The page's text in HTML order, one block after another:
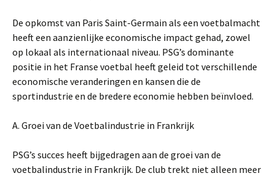
De opkomst van Paris Saint-Germain als een voetbalmacht
heeft een aanzienlijke economische impact gehad, zowel
op lokaal als internationaal niveau. PSG’s dominante
positie in het Franse voetbal heeft geleid tot verschillende
economische veranderingen en kansen die de
sportindustrie en de bredere economie hebben beïnvloed.
A. Groei van de Voetbalindustrie in Frankrijk
PSG’s succes heeft bijgedragen aan de groei van de
voetbalindustrie in Frankrijk. De club trekt niet alleen meer